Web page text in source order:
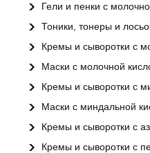
Гели и пенки с
Тоники, тонеры и
Кремы и сыворотки с
Маски с молочной
Кремы и сыворотки с
Маски с миндальной
Кремы и сыворотки с
Кремы и сыворотки с